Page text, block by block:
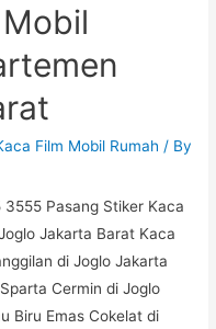
Film Mobil Rumah / By
3555 Pasang Stiker Kaca
Jakarta Barat Kaca
di Joglo Jakarta
Cermin di Joglo
Biru Emas Cokelat di